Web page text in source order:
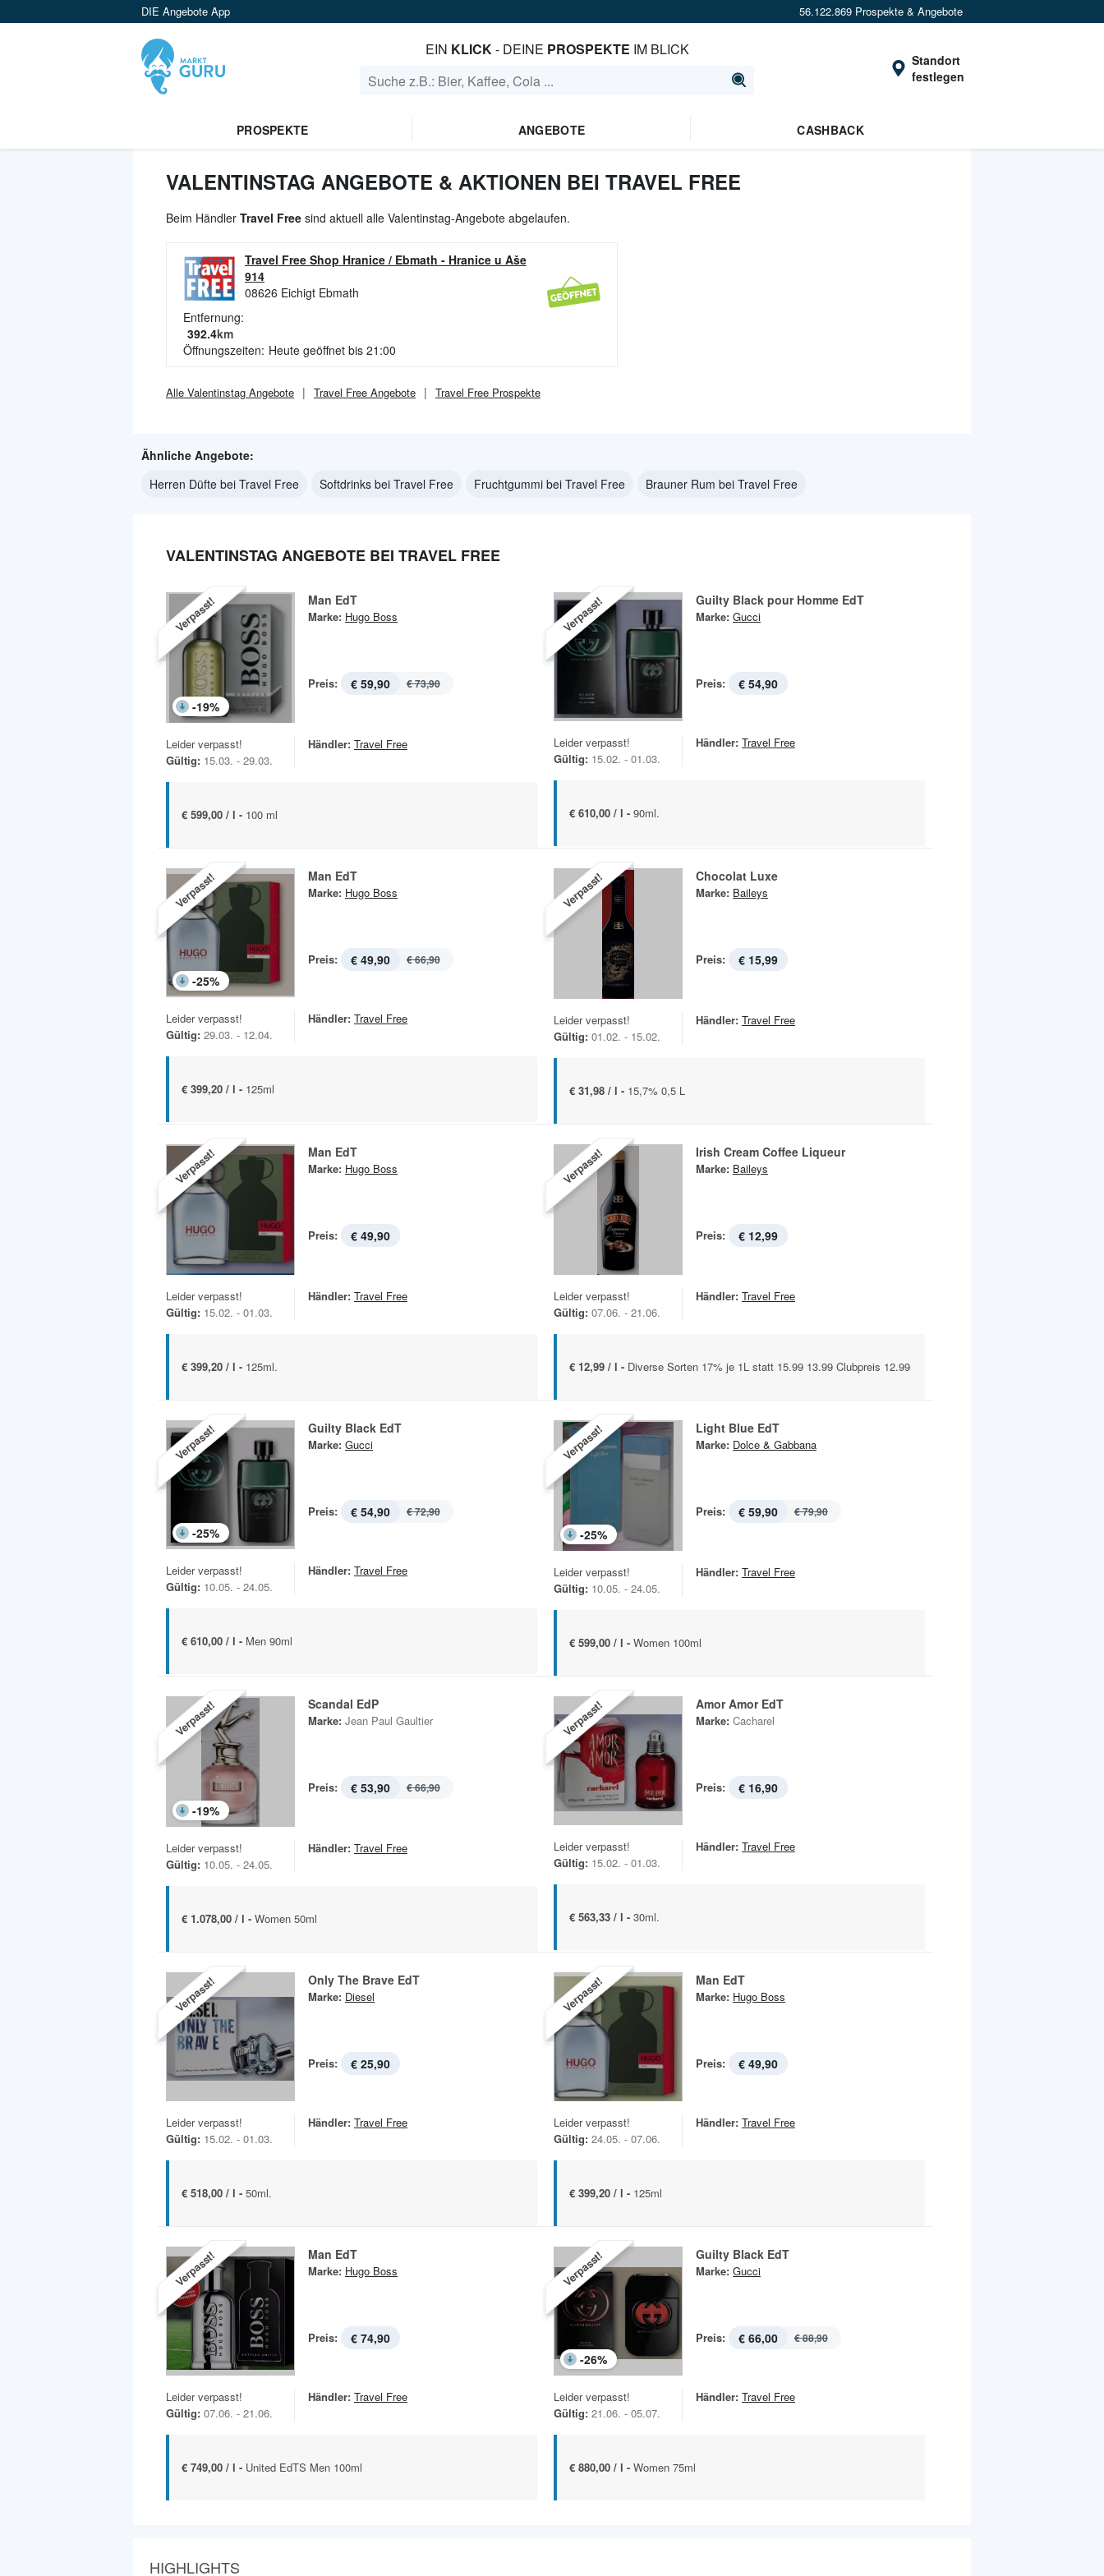
DIE Angebote App 56.122.869 Prospekte & Angebote
EIN KLICK- DEINE PROSPEKTE IM BLICK
Standort
festlegen
PROSPEKTE ANGEBOTE CASHBACK
VALENTINSTAG ANGEBOTE & AKTIONEN BEI TRAVEL FREE
Beim Händler Travel Free sind aktuell alle Valentinstag-Angebote abgelaufen.
Travel Free Shop Hranice / Ebmath - Hranice u Aše
914
08626 Eichigt Ebmath
Entfernung:
392.4km
Öffnungszeiten: Heute geöffnet bis 21:00
Alle Valentinstag Angebote Travel Free Angebote Travel Free Prospekte
Ähnliche Angebote:
Herren Düfte bei Travel Free
Softdrinks bei Travel Free Fruchtgummi bei Travel Free Brauner Rum bei Travel Free
VALENTINSTAG ANGEBOTE BEI TRAVEL FREE
Verpasst!
-19%
Man EdT
Marke: Hugo Boss
Preis: € 59,90 € 73,90
Leider verpasst!
Gültig: 15.03. - 29.03.
Händler: Travel Free
€ 599,00 / l - 100 ml
Verpasst! Guilty Black pour Homme EdT
Marke: Gucci
Preis: € 54,90
Leider verpasst!
Gültig: 15.02. - 01.03.
Händler: Travel Free
€ 610,00 / l - 90ml.
Verpasst!
-25%
Man EdT
Marke: Hugo Boss
Preis: € 49,90 € 66,90
Leider verpasst!
Gültig: 29.03. - 12.04.
Händler: Travel Free
€ 399,20 / l - 125ml
Verpasst! Chocolat Luxe
Marke: Baileys
Preis: € 15,99
Leider verpasst!
Gültig: 01.02. - 15.02.
Händler: Travel Free
€ 31,98 / l - 15,7% 0,5 L
Verpasst! Man EdT
Marke: Hugo Boss
Preis: € 49,90
Leider verpasst!
Gültig: 15.02. - 01.03.
Händler: Travel Free
€ 399,20 / l - 125ml.
Verpasst! Irish Cream Coffee Liqueur
Marke: Baileys
Preis: € 12,99
Leider verpasst!
Gültig: 07.06. - 21.06.
Händler: Travel Free
€ 12,99 / l - Diverse Sorten 17% je 1L statt 15.99 13.99 Clubpreis 12.99
Verpasst!
-25%
Guilty Black EdT
Marke: Gucci
Preis: € 54,90 € 72,90
Leider verpasst!
Gültig: 10.05. - 24.05.
Händler: Travel Free
€ 610,00 / l - Men 90ml
Verpasst!
-25%
Light Blue EdT
Marke: Dolce & Gabbana
Preis: € 59,90 € 79,90
Leider verpasst!
Gültig: 10.05. - 24.05.
Händler: Travel Free
€ 599,00 / l - Women 100ml
Verpasst!
-19%
Scandal EdP
Marke: Jean Paul Gaultier
Preis: € 53,90 € 66,90
Leider verpasst!
Gültig: 10.05. - 24.05.
Händler: Travel Free
€ 1.078,00 / l - Women 50ml
Verpasst! Amor Amor EdT
Marke: Cacharel
Preis: € 16,90
Leider verpasst!
Gültig: 15.02. - 01.03.
Händler: Travel Free
€ 563,33 / l - 30ml.
Verpasst! Only The Brave EdT
Marke: Diesel
Preis: € 25,90
Leider verpasst!
Gültig: 15.02. - 01.03.
Händler: Travel Free
€ 518,00 / l - 50ml.
Verpasst! Man EdT
Marke: Hugo Boss
Preis: € 49,90
Leider verpasst!
Gültig: 24.05. - 07.06.
Händler: Travel Free
€ 399,20 / l - 125ml
Verpasst! Man EdT
Marke: Hugo Boss
Preis: € 74,90
Leider verpasst!
Gültig: 07.06. - 21.06.
Händler: Travel Free
€ 749,00 / l - United EdTS Men 100ml
Verpasst!
-26%
Guilty Black EdT
Marke: Gucci
Preis: € 66,00 € 88,90
Leider verpasst!
Gültig: 21.06. - 05.07.
Händler: Travel Free
€ 880,00 / l - Women 75ml
HIGHLIGHTS